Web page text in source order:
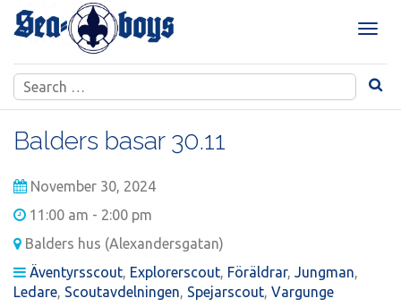
Skip
T
g
l
Search
for:
Balders basar 30.11
November 30, 2024
11:00 am - 2:00 pm
Balders hus (Alexandersgatan)
Äventyrsscout, Explorerscout, Föräldrar, Jungman,
Ledare, Scoutavdelningen, Spejarscout, Vargunge